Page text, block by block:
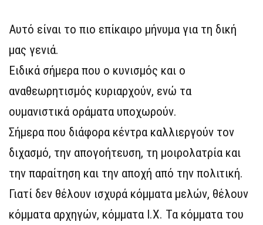
Αυτό είναι το πιο επίκαιρο μήνυμα για τη δική
μας γενιά.
Ειδικά σήμερα που ο κυνισμός και ο
αναθεωρητισμός κυριαρχούν, ενώ τα
ουμανιστικά οράματα υποχωρούν.
Σήμερα που διάφορα κέντρα καλλιεργούν τον
διχασμό, την απογοήτευση, τη μοιρολατρία και
την παραίτηση και την αποχή από την πολιτική.
Γιατί δεν θέλουν ισχυρά κόμματα μελών, θέλουν
κόμματα αρχηγών, κόμματα Ι.Χ. Τα κόμματα του